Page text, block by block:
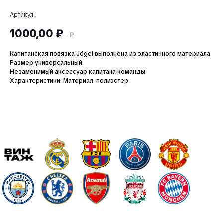
Артикул:
1000,00 ₽ ₽
Капитанская повязка Jögel выполнена из эластичного материала.
Размер универсальный.
Незаменимый аксессуар капитана команды.
Характеристики: Материал: полиэстер